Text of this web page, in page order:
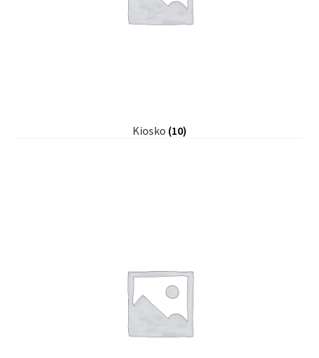
Kiosko (10)